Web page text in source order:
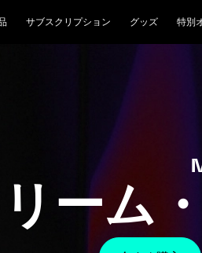
サブスクリプション グッズ 特別
ーム